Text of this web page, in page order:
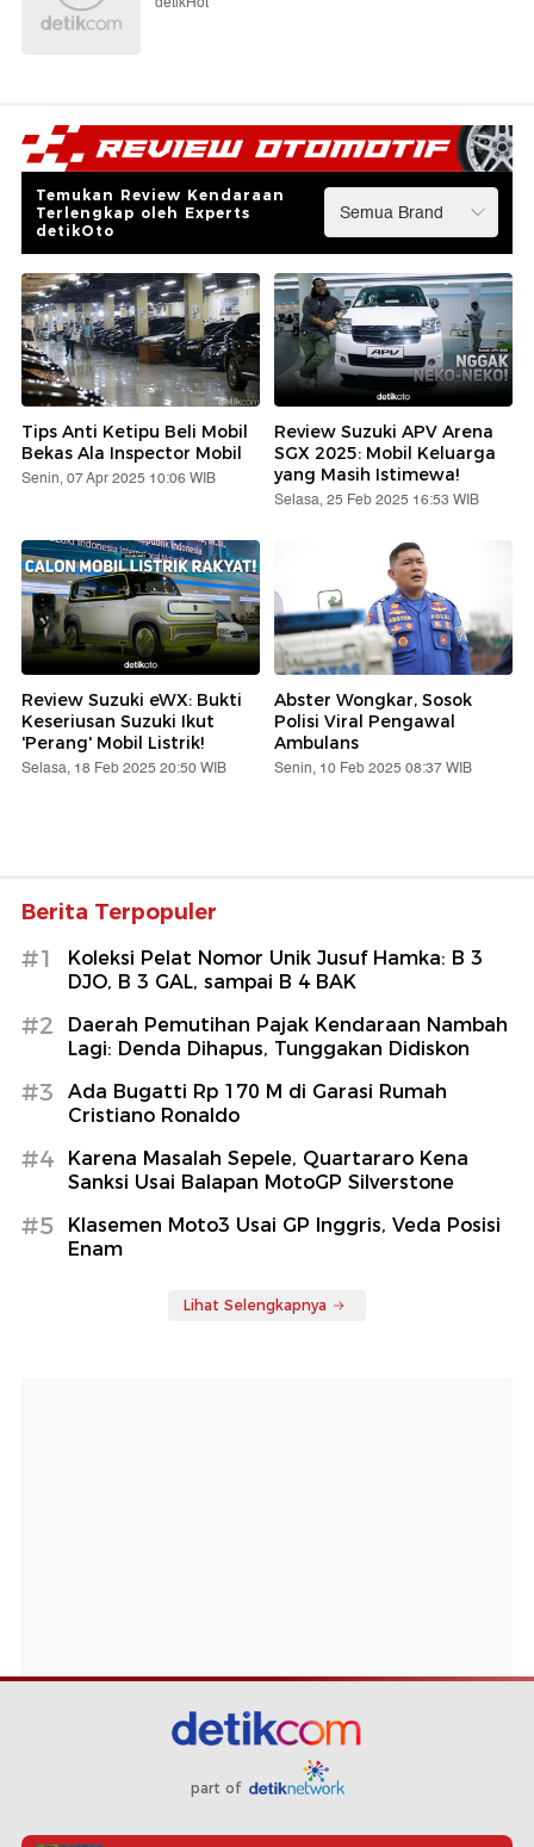
Temukan Review Kendaraan
Terlengkap oleh Experts
detikOto
Tips Anti Ketipu Beli Mobil
Bekas Ala Inspector Mobil
Senin, 07 Apr 2025 10:06 WIB
Review Suzuki APV Arena
SGX 2025: Mobil Keluarga
yang Masih Istimewa!
Selasa, 25 Feb 2025 16:53 WIB
Review Suzuki eWX: Bukti
Keseriusan Suzuki Ikut
'Perang' Mobil Listrik!
Selasa, 18 Feb 2025 20:50 WIB
Abster Wongkar, Sosok
Polisi Viral Pengawal
Ambulans
Senin, 10 Feb 2025 08:37 WIB
Berita Terpopuler
#1
Koleksi Pelat Nomor Unik Jusuf Hamka: B 3
DJO, B 3 GAL, sampai B 4 BAK
#2
Daerah Pemutihan Pajak Kendaraan Nambah
Lagi: Denda Dihapus, Tunggakan Didiskon
#3
Ada Bugatti Rp 170 M di Garasi Rumah
Cristiano Ronaldo
#4
Karena Masalah Sepele, Quartararo Kena
Sanksi Usai Balapan MotoGP Silverstone
#5
Klasemen Moto3 Usai GP Inggris, Veda Posisi
Enam
Lihat Selengkapnya
part of